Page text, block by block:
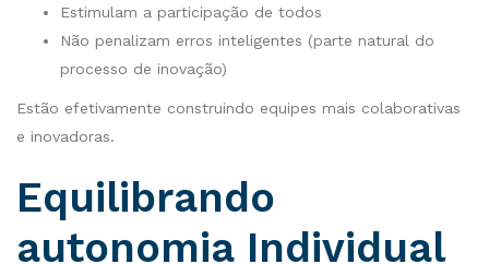
Estimulam a participação de todos
Não penalizam erros inteligentes (parte natural do
processo de inovação)
Estão efetivamente construindo equipes mais colaborativas
e inovadoras.
Equilibrando
autonomia Individual